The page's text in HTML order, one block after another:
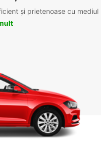
și prietenoase cu mediul